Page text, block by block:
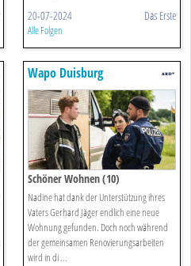
20-07-2024 Das Erste
Alle Folgen
Wapo Duisburg
Schöner Wohnen (10)
Nadine hat dank der Unterstützung ihres
Vaters Gerhard Jäger endlich eine neue
Wohnung gefunden. Doch noch während
der gemeinsamen Renovierungsarbeiten
wird in di ...